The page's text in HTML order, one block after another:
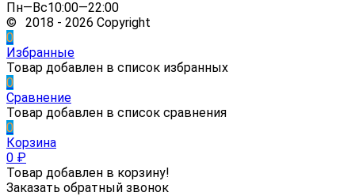
Пн—Вс10:00—22:00
© 2018 - 2026 Copyright
0
Избранные
Товар добавлен в список избранных
0
Сравнение
Товар добавлен в список сравнения
0
Корзина
0 ₽
Товар добавлен в корзину!
Заказать обратный звонок